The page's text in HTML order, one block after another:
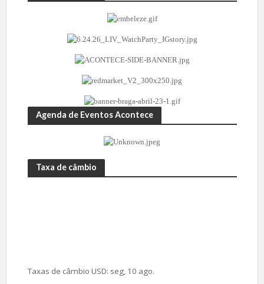
Agenda de Eventos Acontece
Taxa de câmbio
Taxas de câmbio USD: seg, 10 ago.